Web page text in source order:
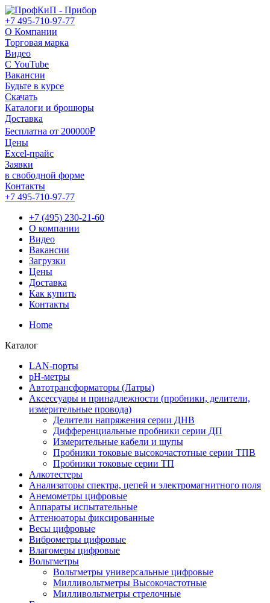
+7 495-710-97-77
О Компании
Торговая марка
Видео
С YouTube
Вакансии
Будьте в курсе
Скачать
Каталоги и брошюры
Доставка
Бесплатна от 200000₽
Цены
Excel-прайс
Заявки
в свободной форме
Контакты
+7 495-710-97-77
+7 (495) 230-21-60
О компании
Видео
Вакансии
Загрузки
Цены
Доставка
Как купить
Контакты
Home
Каталог
LAN-порты
pH-метры
Автотрансформаторы (Латры)
Аксессуары и принадлежности (пробники, делители,
измерительные провода)
Делители напряжения серии ДНВ
Дифференциальные пробники серии ДП
Измерительные кабели и щупы
Пробники токовые высокочастотные серии ТПВ
Пробники токовые серии ТП
Алкотестеры
Анализаторы спектра, цепей и электромагнитного поля
Анемометры цифровые
Аппараты испытательные
Аттенюаторы фиксированные
Весы цифровые
Виброметры цифровые
Влагомеры цифровые
Вольтметры
Вольтметры универсальные цифровые
Милливольтметры Высокочастотные
Милливольтметры стрелочные